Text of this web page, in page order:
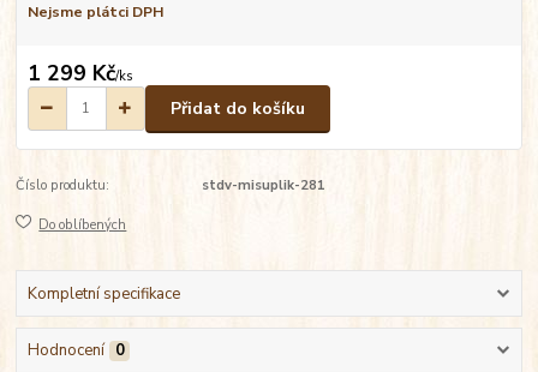
Nejsme plátci DPH
1 299 Kč/ks
Přidat do košíku
Číslo produktu: stdv-misuplik-281
Do oblíbených
Kompletní specifikace
Hodnocení 0